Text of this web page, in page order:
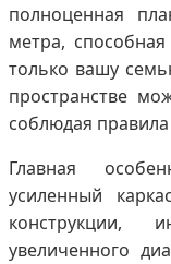
полноценная
метра,
только вашу
пространстве
соблюдая
Главная
усиленный
конструкции,
увеличенного